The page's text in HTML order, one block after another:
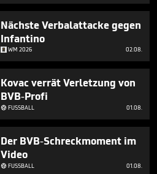
Nächste Verbalattacke gegen
Infantino
WM 2026 02.08.
Kovac verrät Verletzung von
BVB-Profi
FUSSBALL 01.08.
Der BVB-Schreckmoment im
Video
FUSSBALL 01.08.